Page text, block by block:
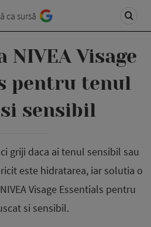
ca sursă
NIVEA Visage
pentru tenul
sensibil
griji daca ai tenul sensibil sau
este hidratarea, iar solutia o
Visage Essentials pentru
si sensibil.